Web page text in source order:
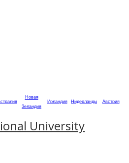
Новая
Зеландия
Ирландия Нидерланды Австрия
University